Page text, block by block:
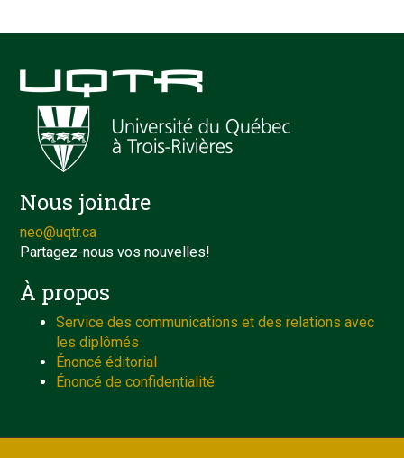
Nous joindre
neo@uqtr.ca
Partagez-nous vos nouvelles!
À propos
Service des communications et des relations avec
les diplômés
Énoncé éditorial
Énoncé de confidentialité